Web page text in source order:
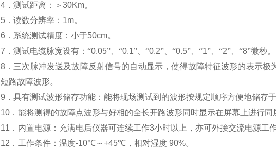
4 ．测试距离： ＞ 30Km。
5 ．读数分辨率： 1m。
6 ．系统测试精度：小于50cm。
7 ．测试电缆脉宽设有：“0.05”、“0.1”、“0.2”、“0.5”、“1”、“2”、“8”微秒。
8 ．三次脉冲发送及故障反射信号的自动显示，使得故障特征波形的表示
短路故障波形。
9 ．具有测试波形储存功能：能将现场测试到的波形按规定顺序方便地储存
10 ．能将测得的故障点波形与好相的全长开路波形同时显示在屏幕上进行
11 ．内置电源：充满电后仪器可连续工作3小时以上，亦可外接交流电源工作
12 ． 工作条件：温度-10℃～+45℃ ，相对湿度 90%。